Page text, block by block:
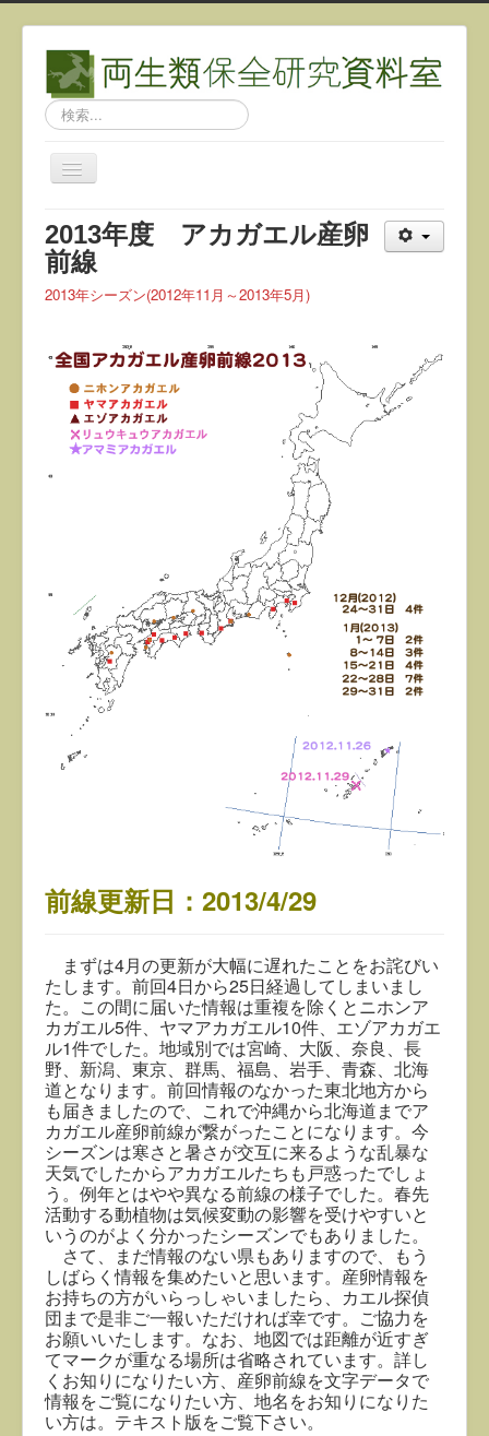
検
索...
ナ
ビ
ー
シ
ョ
ン
を
り
替
え
2013年度 アカガエル産卵
前線
2013年シーズン(2012年11月～2013年5月)
前線更新日：2013/4/29
まずは4月の更新が大幅に遅れたことをお詫びい
たします。前回4日から25日経過してしまいまし
た。この間に届いた情報は重複を除くとニホンア
カガエル5件、ヤマアカガエル10件、エゾアカガエ
ル1件でした。地域別では宮崎、大阪、奈良、長
野、新潟、東京、群馬、福島、岩手、青森、北海
道となります。前回情報のなかった東北地方から
も届きましたので、これで沖縄から北海道までア
カガエル産卵前線が繋がったことになります。今
シーズンは寒さと暑さが交互に来るような乱暴な
天気でしたからアカガエルたちも戸惑ったでしょ
う。例年とはやや異なる前線の様子でした。春先
活動する動植物は気候変動の影響を受けやすいと
いうのがよく分かったシーズンでもありました。
さて、まだ情報のない県もありますので、もう
しばらく情報を集めたいと思います。産卵情報を
お持ちの方がいらっしゃいましたら、カエル探偵
団まで是非ご一報いただければ幸です。ご協力を
お願いいたします。なお、地図では距離が近すぎ
てマークが重なる場所は省略されています。詳し
くお知りになりたい方、産卵前線を文字データで
情報をご覧になりたい方、地名をお知りになりた
い方は。テキスト版をご覧下さい。